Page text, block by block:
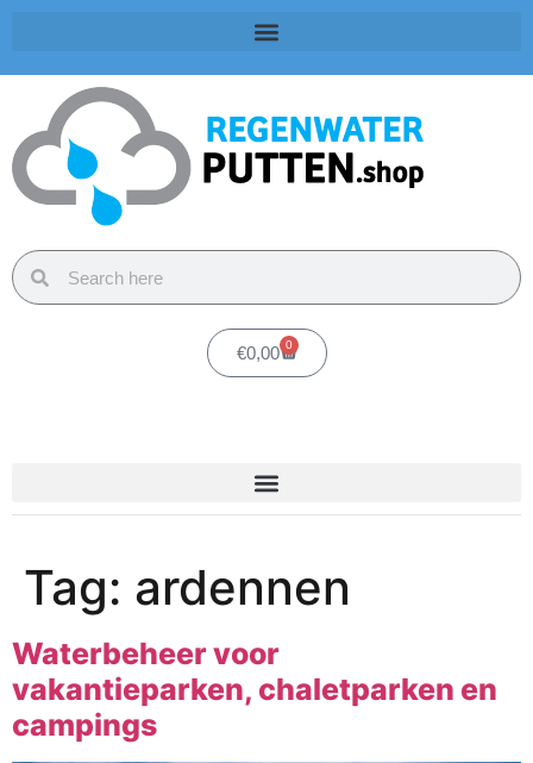
€0,00 0
Tag: ardennen
Waterbeheer voor
vakantieparken, chaletparken en
campings